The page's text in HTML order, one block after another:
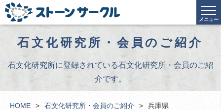
メニュー
石文化研究所・会員のご紹介
石文化研究所に登録されている石文化研究所・会員のご紹
介です。
HOME 石文化研究所・会員のご紹介 兵庫県